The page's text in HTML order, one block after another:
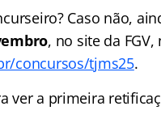
Caso não,
, no site da
concursos/tjms25.
ver a primeira